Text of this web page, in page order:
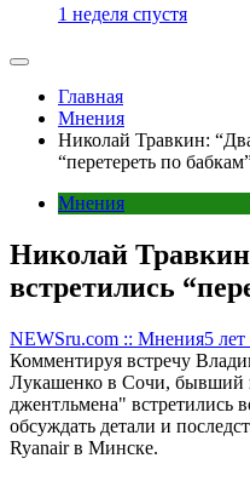
1 неделя спустя
Главная
Мнения
Николай Травкин:
“перетереть по
Мнения
Николай
встретились
NEWSru.com :: Мнения5 лет
Комментируя встречу
Лукашенко в Сочи, бывший
джентльмена" встретились
обсуждать детали и
Ryanair в Минске.